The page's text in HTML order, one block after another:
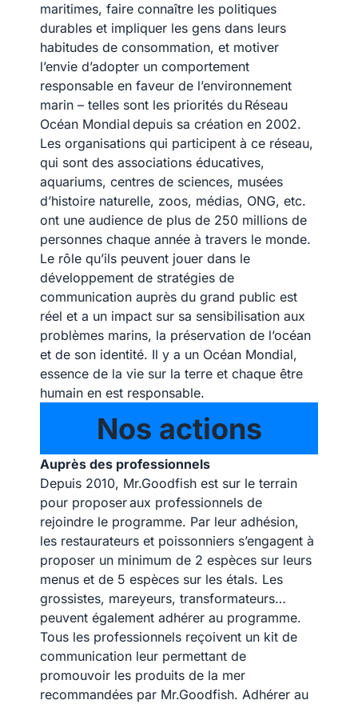
maritimes, faire connaître les politiques
durables et impliquer les gens dans leurs
habitudes de consommation, et motiver
l’envie d’adopter un comportement
responsable en faveur de l’environnement
marin – telles sont les priorités du Réseau
Océan Mondial depuis sa création en 2002.
Les organisations qui participent à ce réseau,
qui sont des associations éducatives,
aquariums, centres de sciences, musées
d’histoire naturelle, zoos, médias, ONG, etc.
ont une audience de plus de 250 millions de
personnes chaque année à travers le monde.
Le rôle qu’ils peuvent jouer dans le
développement de stratégies de
communication auprès du grand public est
réel et a un impact sur sa sensibilisation aux
problèmes marins, la préservation de l’océan
et de son identité. Il y a un Océan Mondial,
essence de la vie sur la terre et chaque être
humain en est responsable.
Nos actions
Auprès des professionnels
Depuis 2010, Mr.Goodfish est sur le terrain
pour proposer aux professionnels de
rejoindre le programme. Par leur adhésion,
les restaurateurs et poissonniers s’engagent à
proposer un minimum de 2 espèces sur leurs
menus et de 5 espèces sur les étals. Les
grossistes, mareyeurs, transformateurs…
peuvent également adhérer au programme.
Tous les professionnels reçoivent un kit de
communication leur permettant de
promouvoir les produits de la mer
recommandées par Mr.Goodfish. Adhérer au